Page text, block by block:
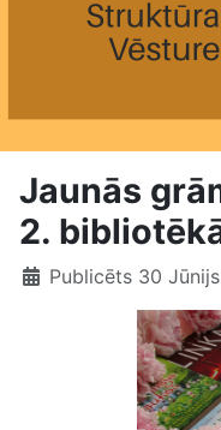
Jaunās
2.
Publicēts 30